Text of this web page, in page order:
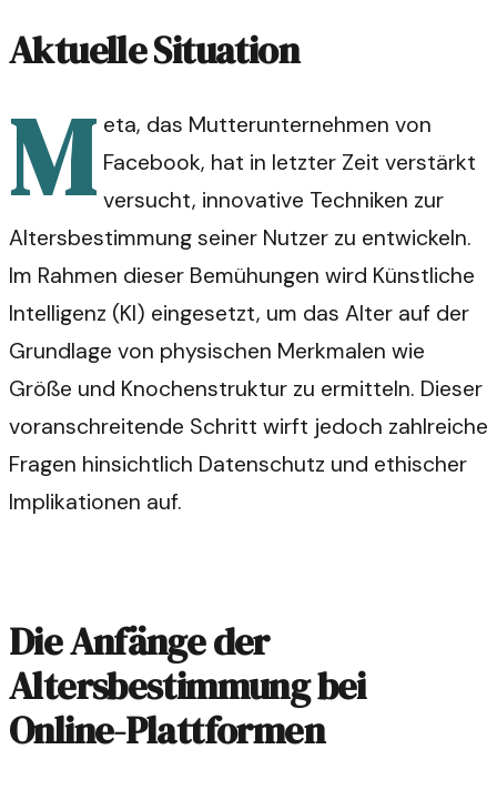
Aktuelle Situation
M eta, das Mutterunternehmen von
Facebook, hat in letzter Zeit verstärkt
versucht, innovative Techniken zur
Altersbestimmung seiner Nutzer zu entwickeln.
Im Rahmen dieser Bemühungen wird Künstliche
Intelligenz (KI) eingesetzt, um das Alter auf der
Grundlage von physischen Merkmalen wie
Größe und Knochenstruktur zu ermitteln. Dieser
voranschreitende Schritt wirft jedoch zahlreiche
Fragen hinsichtlich Datenschutz und ethischer
Implikationen auf.
Die Anfänge der
Altersbestimmung bei
Online-Plattformen